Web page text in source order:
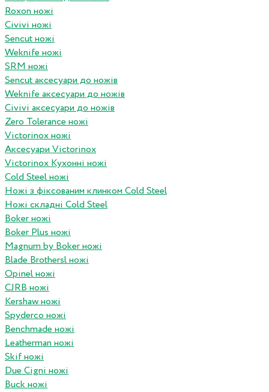
Roxon ножi
Civivi ножі
Sencut ножі
Weknife ножі
SRM ножі
Sencut аксесуари до ножів
Weknife аксесуари до ножів
Civivi аксесуари до ножів
Zero Tolerance ножі
Victorinox ножі
Аксесуари Victorinox
Victorinox Кухонні ножі
Cold Steel ножі
Ножі з фіксованим клинком Cold Steel
Ножі складні Cold Steel
Boker ножі
Boker Plus ножі
Magnum by Boker ножі
Blade Brothersl ножі
Opinel ножі
CJRB ножі
Kershaw ножі
Spyderco ножі
Benchmade ножі
Leatherman ножі
Skif ножі
Due Cigni ножі
Buck ножі